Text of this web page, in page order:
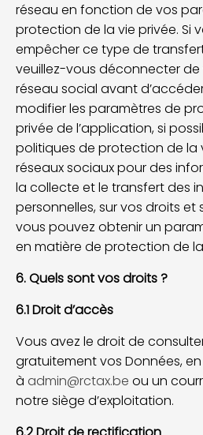
réseau en fonction de vos
protection de la vie privée. Si
empêcher ce type de
veuillez-vous déconnecter
réseau social avant
modifier les paramètres de
privée de l’application, si
politiques de protection de la
réseaux sociaux pour des
la collecte et le transfert des
personnelles, sur vos droits
vous pouvez obtenir un
en matière de protection de
6. Quels sont vos droits ?
6.1 Droit d’accès
Vous avez le droit de
gratuitement vos Données,
à admin@rctax.be ou un
notre siège d’exploitation.